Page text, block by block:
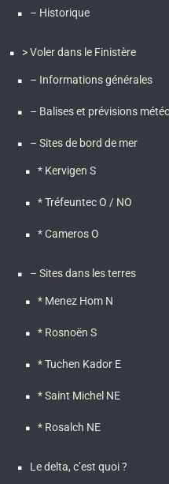
– Historique
> Voler dans le Finistère
– Informations générales
– Balises et prévisions
– Sites de bord de mer
* Kervigen S
* Tréfeuntec O / NO
* Cameros O
– Sites dans les terres
* Menez Hom N
* Rosnoën S
* Tuchen Kador E
* Saint Michel NE
* Rosalch NE
Le delta, c’est quoi ?